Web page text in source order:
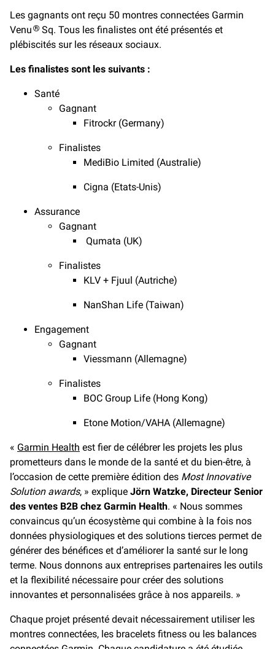
Les gagnants ont reçu 50 montres connectées Garmin
Venu ® Sq. Tous les finalistes ont été présentés et
plébiscités sur les réseaux sociaux.
Les finalistes sont les suivants :
Santé
Gagnant
Fitrockr (Germany)
Finalistes
MediBio Limited (Australie)
Cigna (Etats-Unis)
Assurance
Gagnant
Qumata (UK)
Finalistes
KLV + Fjuul (Autriche)
NanShan Life (Taiwan)
Engagement
Gagnant
Viessmann (Allemagne)
Finalistes
BOC Group Life (Hong Kong)
Etone Motion/VAHA (Allemagne)
« Garmin Health est fier de célébrer les projets les plus
prometteurs dans le monde de la santé et du bien-être, à
l’occasion de cette première édition des Most Innovative
Solution awards, » explique Jörn Watzke, Directeur Senior
des ventes B2B chez Garmin Health. « Nous sommes
convaincus qu’un écosystème qui combine à la fois nos
données physiologiques et des solutions tierces permet de
générer des bénéfices et d’améliorer la santé sur le long
terme. Nous donnons aux entreprises partenaires les outils
et la flexibilité nécessaire pour créer des solutions
innovantes et personnalisées grâce à nos appareils. »
Chaque projet présenté devait nécessairement utiliser les
montres connectées, les bracelets fitness ou les balances